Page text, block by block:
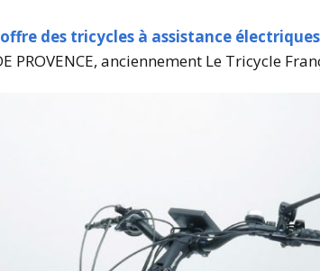
des tricycles à assistance
PROVENCE, anciennement Le Tricycle